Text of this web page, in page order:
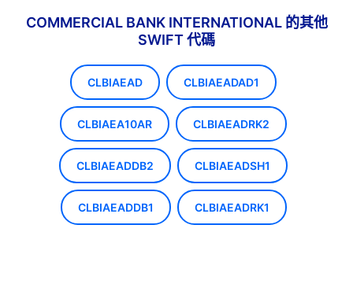
COMMERCIAL BANK INTERNATIONAL 的其他
SWIFT 代碼
CLBIAEAD CLBIAEADAD1
CLBIAEA10AR CLBIAEADRK2
CLBIAEADDB2 CLBIAEADSH1
CLBIAEADDB1 CLBIAEADRK1